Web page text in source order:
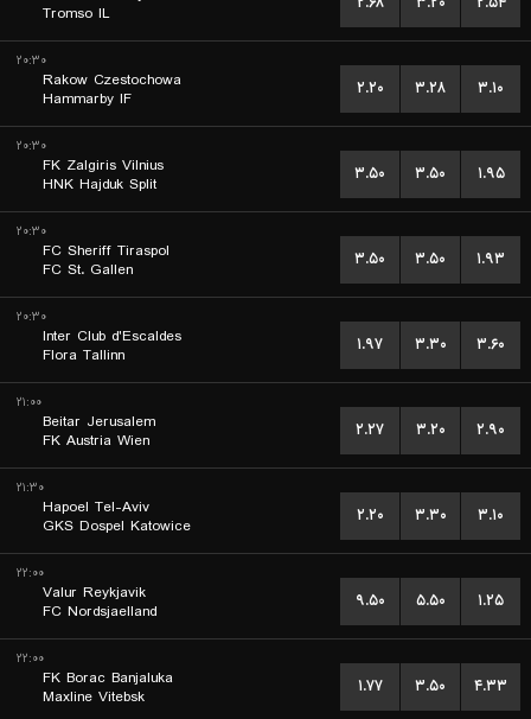
Tromso IL
۲۰:۳۰
Rakow Czestochowa
Hammarby IF
۲.۲۰ ۳.۲۸ ۳.۱۰
۲۰:۳۰
FK Zalgiris Vilnius
HNK Hajduk Split
۳.۵۰ ۳.۵۰ ۱.۹۵
۲۰:۳۰
FC Sheriff Tiraspol
FC St. Gallen
۳.۵۰ ۳.۵۰ ۱.۹۳
۲۰:۳۰
Inter Club d'Escaldes
Flora Tallinn
۱.۹۷ ۳.۳۰ ۳.۶۰
۲۱:۰۰
Beitar Jerusalem
FK Austria Wien
۲.۲۷ ۳.۲۰ ۲.۹۰
۲۱:۳۰
Hapoel Tel-Aviv
GKS Dospel Katowice
۲.۲۰ ۳.۳۰ ۳.۱۰
۲۲:۰۰
Valur Reykjavik
FC Nordsjaelland
۹.۵۰ ۵.۵۰ ۱.۲۵
۲۲:۰۰
FK Borac Banjaluka
Maxline Vitebsk
۱.۷۷ ۳.۵۰ ۴.۳۳